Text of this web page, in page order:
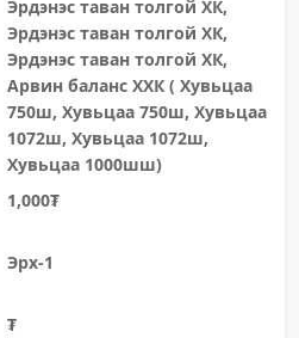
Эрдэнэс таван толгой ХК,
Эрдэнэс таван толгой ХК,
Эрдэнэс таван толгой ХК,
Арвин баланс ХХК ( Хувьцаа
750ш, Хувьцаа 750ш, Хувьцаа
1072ш, Хувьцаа 1072ш,
Хувьцаа 1000шш)
1,000₮
Эрх-1
₮